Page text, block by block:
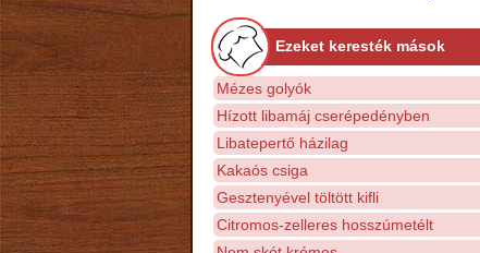
Ezeket keresték mások
Mézes golyók
Hízott libamáj cserépedényben
Libatepertő házilag
Kakaós csiga
Gesztenyével töltött kifli
Citromos-zelleres hosszúmetélt